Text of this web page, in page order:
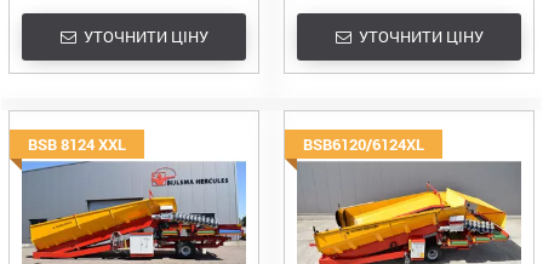
УТОЧНИТИ ЦІНУ УТОЧНИТИ ЦІНУ
BSB 8124 XXL BSB6120/6124XL